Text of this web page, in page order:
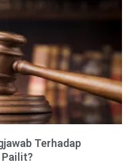
Terhadap